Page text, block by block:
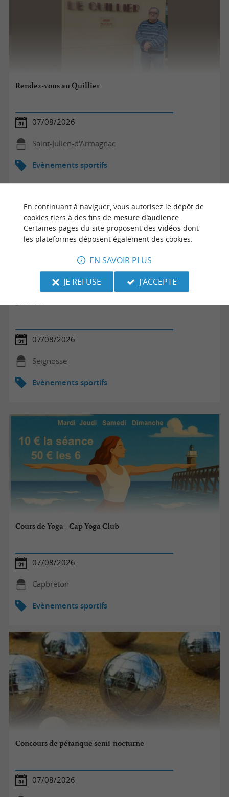
Rendez-vous au Quillier
07/08/2026
Saint-Julien-d'Armagnac
Evènements sportifs
Pala d'or
07/08/2026
Seignosse
Evènements sportifs
Cours de Yoga - Cap Yoga Club
07/08/2026
Capbreton
Evènements sportifs
Concours de pétanque semi-nocturne
07/08/2026
En continuant à naviguer, vous autorisez le dépôt de
cookies tiers à des fins de mesure d'audience.
Certaines pages du site proposent des vidéosdont
les plateformes déposent également des cookies.
EN SAVOIR PLUS
JE REFUSE
J'ACCEPTE